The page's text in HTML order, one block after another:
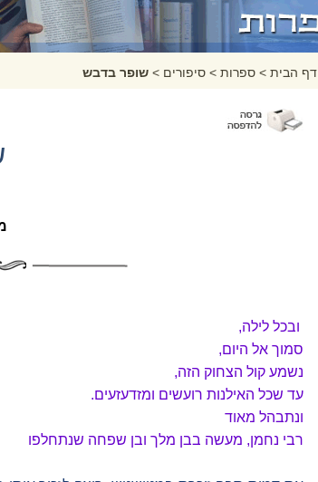
דף הבית > ספרות > סיפורים > שופר בדבש
ובכל לילה,
סמוך אל היום,
נשמע קול הצחוק הזה,
עד שכל האילנות רועשים ומזדעזעים.
ונתבהל מאוד
רבי נחמן, מעשה בבן מלך ובן שפחה שנתחלפו